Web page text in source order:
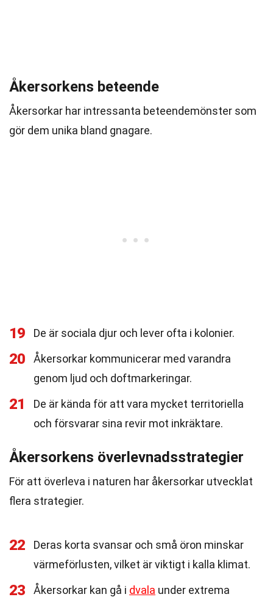
Åkersorkens beteende
Åkersorkar har intressanta beteendemönster som
gör dem unika bland gnagare.
19 De är sociala djur och lever ofta i kolonier.
20
Åkersorkar kommunicerar med varandra
genom ljud och doftmarkeringar.
21
De är kända för att vara mycket territoriella
och försvarar sina revir mot inkräktare.
Åkersorkens överlevnadsstrategier
För att överleva i naturen har åkersorkar utvecklat
flera strategier.
22
Deras korta svansar och små öron minskar
värmeförlusten, vilket är viktigt i kalla klimat.
23 Åkersorkar kan gå i dvala under extrema